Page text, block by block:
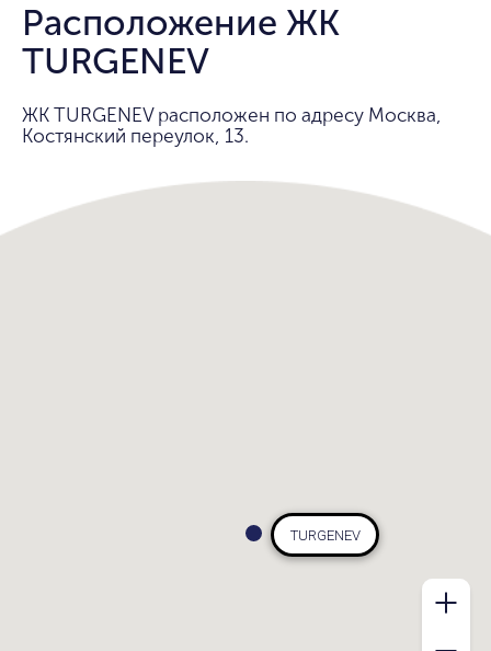
Расположение ЖК
TURGENEV
ЖК TURGENEV расположен по адресу Москва,
Костянский переулок, 13.
TURGENEV